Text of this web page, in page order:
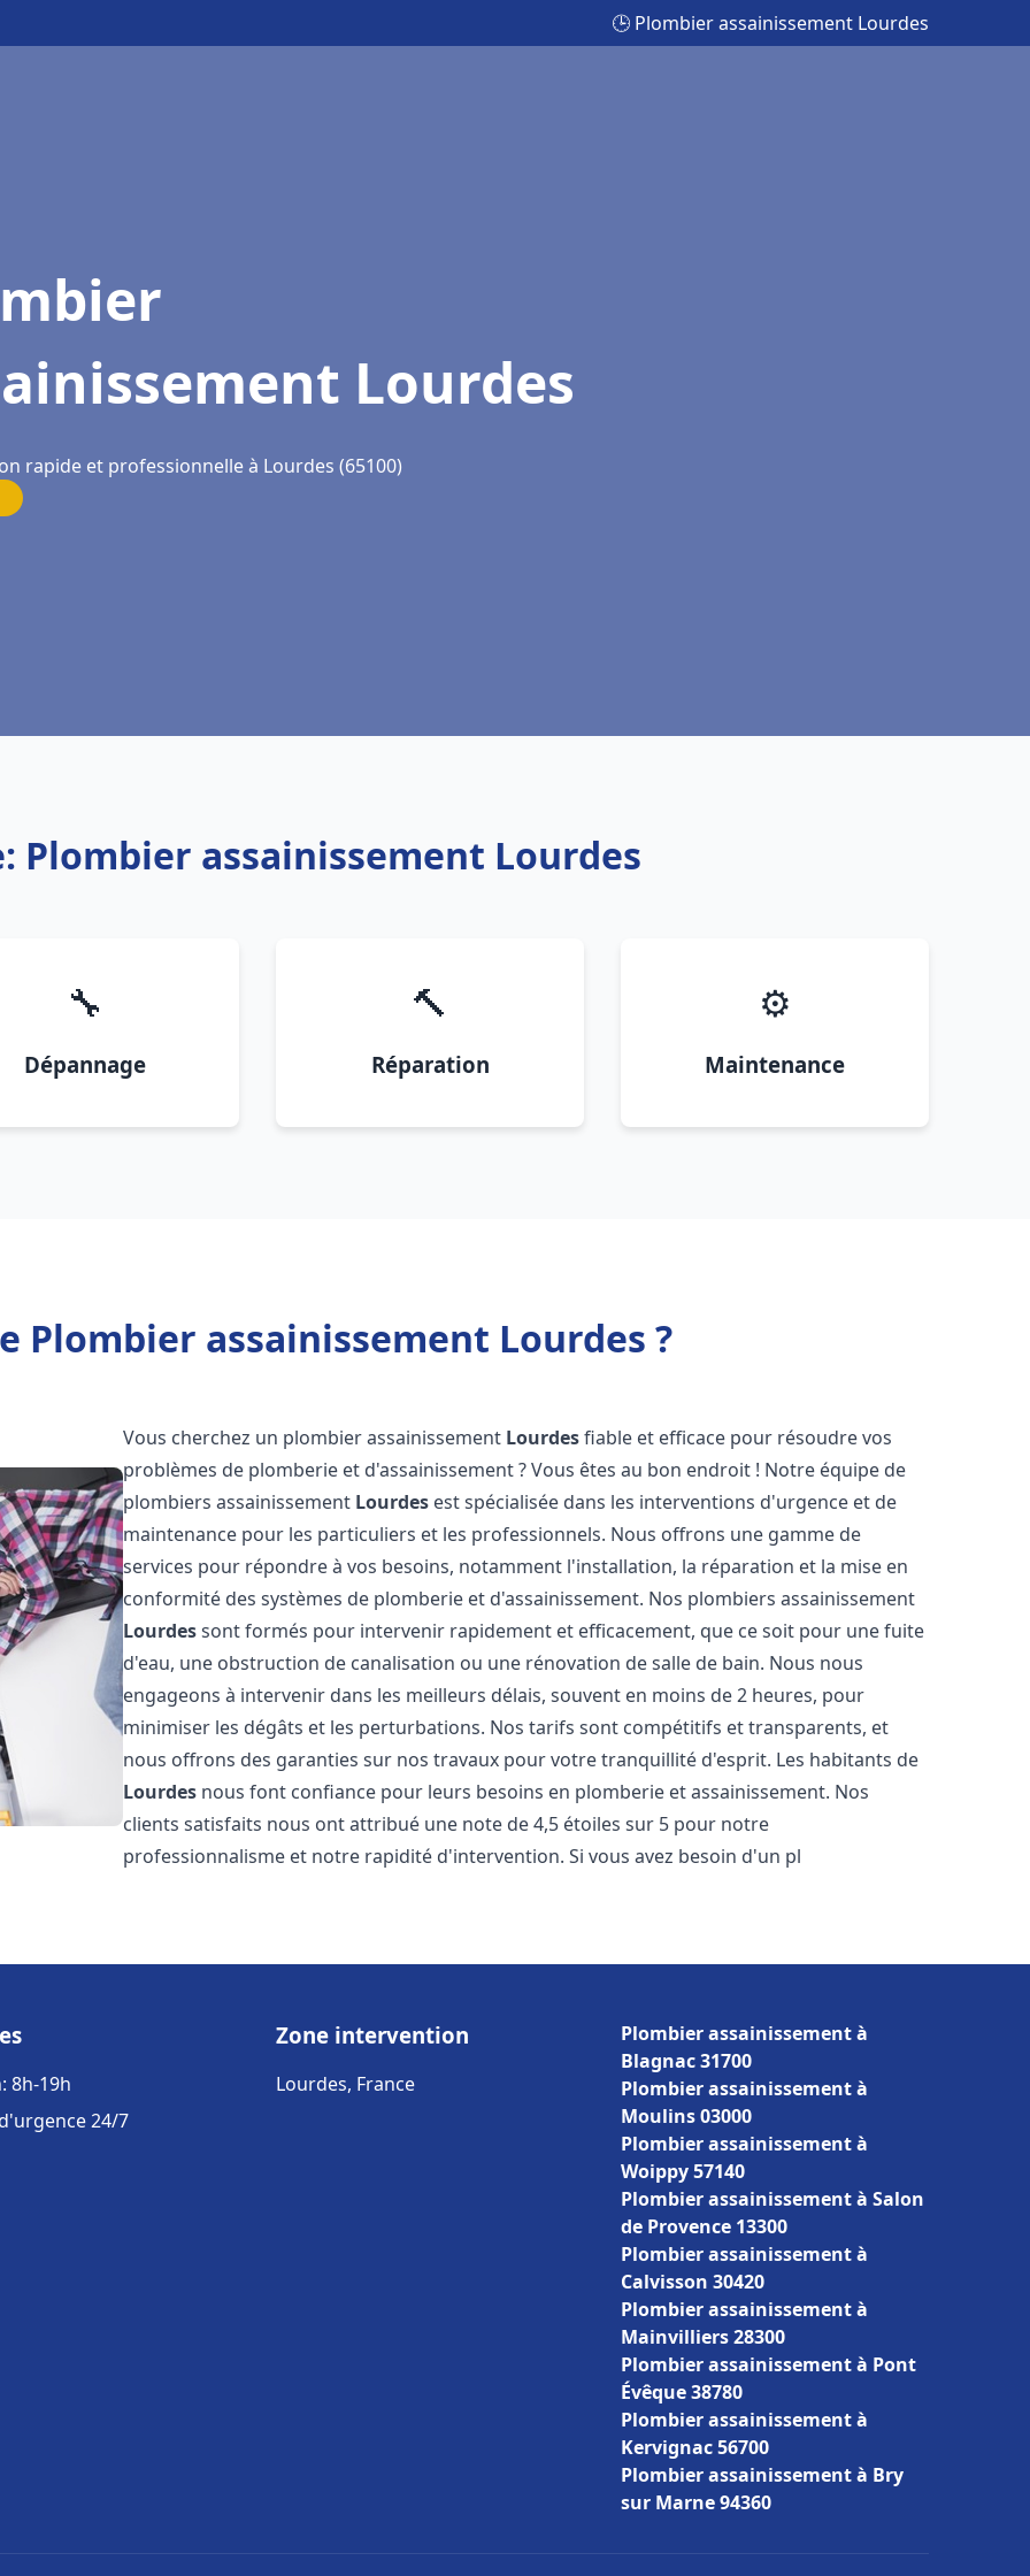
🕒 Plombier assainissement Lourdes
Lourdes
rapide et professionnelle à Lourdes (65100)
Plombier assainissement Lourdes
🔧
Dépannage
🔨
Réparation
⚙️
Maintenance
Plombier assainissement Lourdes ?
Vous cherchez un plombier assainissement Lourdesfiable et efficace pour résoudre vos
problèmes de plomberie et d'assainissement ? Vous êtes au bon endroit ! Notre équipe de
plombiers assainissement Lourdes est spécialisée dans les interventions d'urgence et de
maintenance pour les particuliers et les professionnels. Nous offrons une gamme de
services pour répondre à vos besoins, notamment l'installation, la réparation et la mise en
conformité des systèmes de plomberie et d'assainissement. Nos plombiers assainissement
Lourdessont formés pour intervenir rapidement et efficacement, que ce soit pour une fuite
d'eau, une obstruction de canalisation ou une rénovation de salle de bain. Nous nous
engageons à intervenir dans les meilleurs délais, souvent en moins de 2 heures, pour
minimiser les dégâts et les perturbations. Nos tarifs sont compétitifs et transparents, et
nous offrons des garanties sur nos travaux pour votre tranquillité d'esprit. Les habitants de
Lourdes nous font confiance pour leurs besoins en plomberie et assainissement. Nos
clients satisfaits nous ont attribué une note de 4,5 étoiles sur 5 pour notre
professionnalisme et notre rapidité d'intervention. Si vous avez besoin d'un pl
8h-19h
24/7
Zone intervention
Lourdes, France
Plombier assainissement à
Blagnac 31700
Plombier assainissement à
Moulins 03000
Plombier assainissement à
Woippy 57140
Plombier assainissement à Salon
de Provence 13300
Plombier assainissement à
Calvisson 30420
Plombier assainissement à
Mainvilliers 28300
Plombier assainissement à Pont
Évêque 38780
Plombier assainissement à
Kervignac 56700
Plombier assainissement à Bry
sur Marne 94360